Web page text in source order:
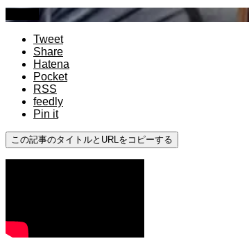
Tweet
Share
Hatena
Pocket
RSS
feedly
Pin it
この記事のタイトルとURLをコピーする